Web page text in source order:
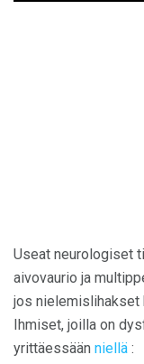
Useat neurologiset
aivovaurio ja
jos nielemislihakset
Ihmiset, joilla on
yrittäessään niellä :